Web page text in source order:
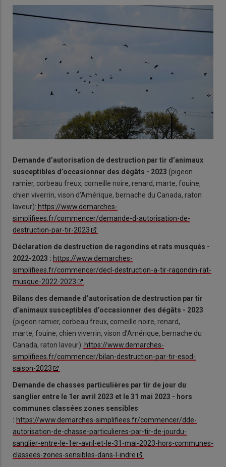
Demande d’autorisation de destruction par tir d’animaux
susceptibles d’occasionner des dégâts - 2023 (pigeon
ramier, corbeau freux, corneille noire, renard, marte, fouine,
chien viverrin, vison d’Amérique, bernache du Canada, raton
laveur): https://www.demarches-
simplifiees.fr/commencer/demande-d-autorisation-de-
destruction-par-tir-2023
Déclaration de destruction de ragondins et rats musqués -
2022-2023 : https://www.demarches-
simplifiees.fr/commencer/decl-destruction-a-tir-ragondin-rat-
musque-2022-2023
Bilans des demande d’autorisation de destruction par tir
d’animaux susceptibles d’occasionner des dégâts - 2023
(pigeon ramier, corbeau freux, corneille noire, renard,
marte, fouine, chien viverrin, vison d’Amérique, bernache du
Canada, raton laveur): https://www.demarches-
simplifiees.fr/commencer/bilan-destruction-par-tir-esod-
saison-2023
Demande de chasses particulières par tir de jour du
sanglier entre le 1er avril 2023 et le 31 mai 2023 - hors
communes classées zones sensibles
: https://www.demarches-simplifiees.fr/commencer/dde-
autorisation-de-chasse-particulieres-par-tir-de-jourdu-
sanglier-entre-le-1er-avril-et-le-31-mai-2023-hors-communes-
classees-zones-sensibles-dans-l-indre